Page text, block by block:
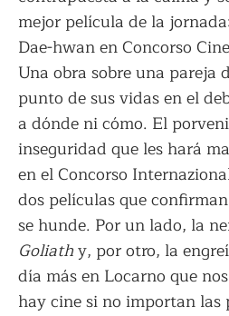
mejor película de la
Dae-hwan en Concorso
Una obra sobre una pareja
punto de sus vidas en el
a dónde ni cómo. El
inseguridad que les hará
en el Concorso
dos películas que
se hunde. Por un lado, la
Goliathy, por otro, la
día más en Locarno que
hay cine si no importan las